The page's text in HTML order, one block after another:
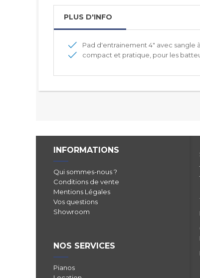
PLUS D'INFO
Pad d'entrainement 4" avec sangle
compact et pratique, pour les
INFORMATIONS
Qui sommes-nous ?
Conditions de vente
Mentions Légales
Vos questions
Showroom
NOS SERVICES
Pianos